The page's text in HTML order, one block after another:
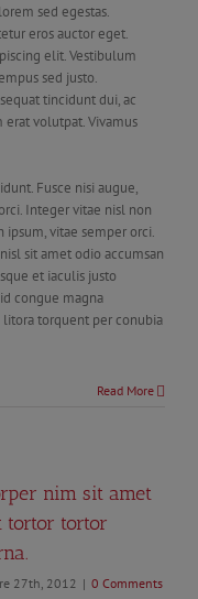
sed egestas.
eros auctor eget.
elit. Vestibulum
sed justo.
tincidunt dui, ac
volutpat. Vivamus
Fusce nisi augue,
Integer vitae nisl non
vitae semper orci.
sit amet odio accumsan
et iaculis justo
congue magna
litora torquent per conubia
Read More
nim sit amet
tortor tortor
27th, 2012 | 0 Comments